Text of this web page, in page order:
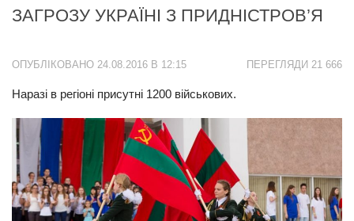
Львів
Харків
Донбас
Схід
Прикарпаття
Економіка
ЗАГРОЗУ УКРАЇНІ З ПРИДНІСТРОВ’Я
ПЕРЕГЛЯДИ 21 666
ОПУБЛІКОВАНО 24.08.2016 В 12:15
Наразі в регіоні присутні 1200 військових.